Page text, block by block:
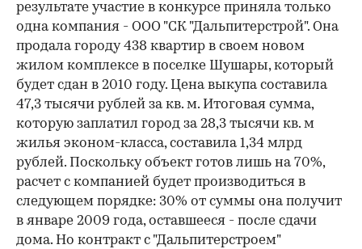
результате участие в конкурсе приняла только
одна компания - ООО "СК "Дальпитерстрой". Она
продала городу 438 квартир в своем новом
жилом комплексе в поселке Шушары, который
будет сдан в 2010 году. Цена выкупа составила
47,3 тысячи рублей за кв. м. Итоговая сумма,
которую заплатил город за 28,3 тысячи кв. м
жилья эконом-класса, составила 1,34 млрд
рублей. Поскольку объект готов лишь на 70%,
расчет с компанией будет производиться в
следующем порядке: 30% от суммы она получит
в январе 2009 года, оставшееся - после сдачи
дома. Но контракт с "Дальпитерстроем"